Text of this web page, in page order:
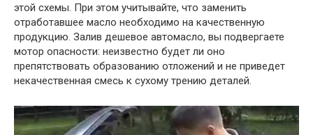
этой схемы. При этом учитывайте, что заменить
отработавшее масло необходимо на качественную
продукцию. Залив дешевое автомасло, вы подвергаете
мотор опасности: неизвестно будет ли оно
препятствовать образованию отложений и не приведет
некачественная смесь к сухому трению деталей.